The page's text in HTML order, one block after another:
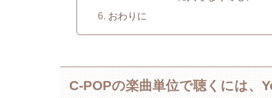
おわりに
C-POPの楽曲単位で聴くには、